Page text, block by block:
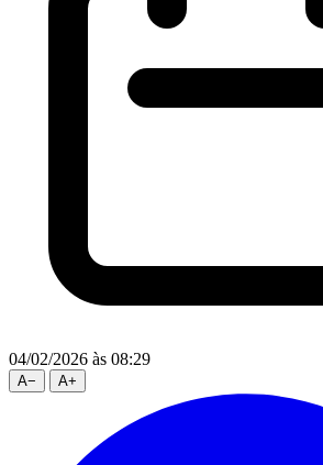
04/02/2026 às 08:29
A− A+